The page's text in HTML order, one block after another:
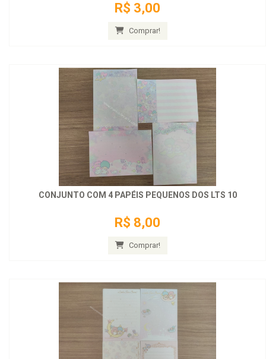
R$ 3,00
Comprar!
CONJUNTO COM 4 PAPÉIS PEQUENOS DOS LTS 10
R$ 8,00
Comprar!